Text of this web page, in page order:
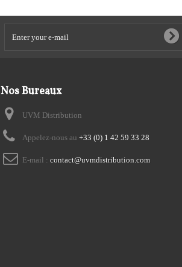
Nos Bureaux
UVM Distribution
Appelez-nous au +33 (0) 1 42 59 33 28
E-mail : contact@uvmdistribution.com